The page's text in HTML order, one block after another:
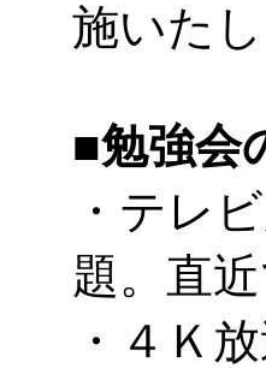
施いたし
■勉強会
・テレ
題。直
・４Ｋ